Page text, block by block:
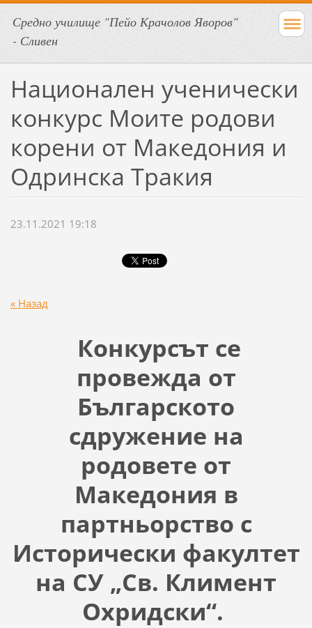
Средно училище "Пейо Крачолов Яворов"
- Сливен
Национален ученически
конкурс Моите родови
корени от Македония и
Одринска Тракия
23.11.2021 19:18
« Назад
Конкурсът се
провежда от
Българското
сдружение на
родовете от
Македония в
партньорство с
Исторически факултет
на СУ „Св. Климент
Охридски“.